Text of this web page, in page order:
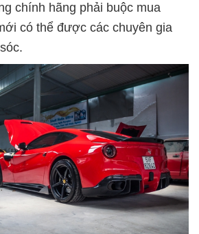
chính hãng phải buộc mua
có thể được các chuyên gia